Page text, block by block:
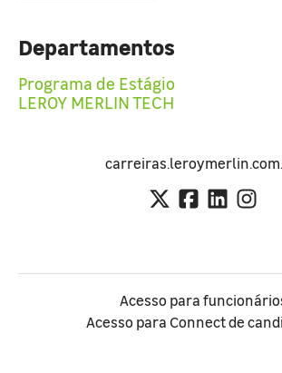
Departamentos
Programa de Estágio
LEROY MERLIN TECH
Acesso para
Acesso para Connect de